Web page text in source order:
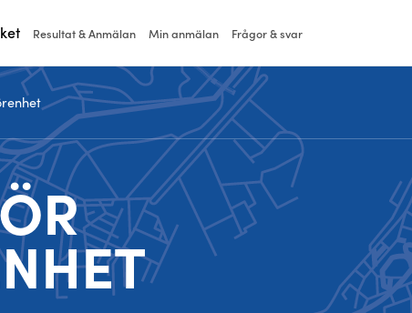
Resultat & Anmälan Min anmälan Frågor & svar